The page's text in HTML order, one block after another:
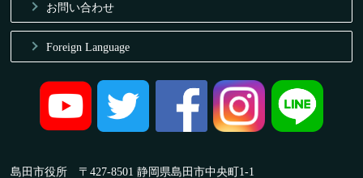
お問い合わせ
Foreign Language
島田市役所 〒427-8501 静岡県島田市中央町1-1